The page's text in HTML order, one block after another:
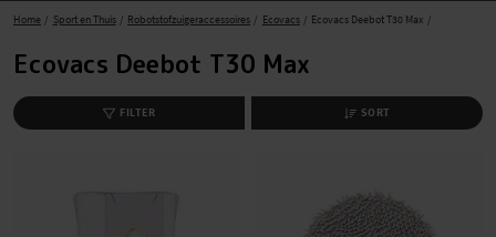
Home Sport en Thuis Robotstofzuigeraccessoires Ecovacs Ecovacs Deebot T30 Max
Ecovacs Deebot T30 Max
FILTER SORT